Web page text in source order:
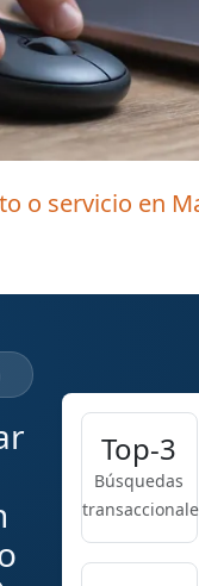
o servicio en
Top-3
Búsquedas